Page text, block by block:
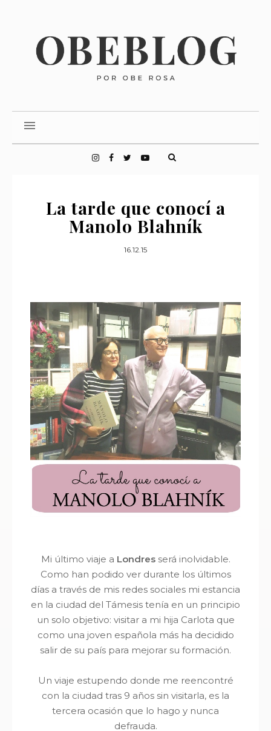
La tarde que conocí a
Manolo Blahník
16.12.15
Mi último viaje a Londresserá inolvidable.
Como han podido ver durante los últimos
días a través de mis redes sociales mi estancia
en la ciudad del Támesis tenía en un principio
un solo objetivo: visitar a mi hija Carlota que
como una joven española más ha decidido
salir de su país para mejorar su formación.
Un viaje estupendo donde me reencontré
con la ciudad tras 9 años sin visitarla, es la
tercera ocasión que lo hago y nunca
defrauda.